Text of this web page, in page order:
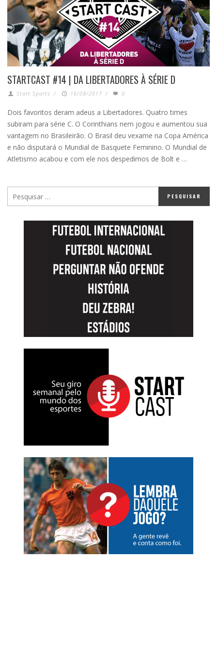
STARTCAST #14 | DA LIBERTADORES À SÉRIE D
Start Sports / 16/08/2017 / 0
Dois favoritos deram adeus a Libertadores. Quatro times
subiram para série C. O Corinthians nem jogou e aumentou sua
vantagem no Brasileirão. O Brasil deu vexame na Copa América
e não disputará o Mundial de Basquete Feminino. O Mundial de
Atletismo acabou e com ele nos despedimos de Bolt e …